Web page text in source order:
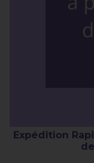
Expédition